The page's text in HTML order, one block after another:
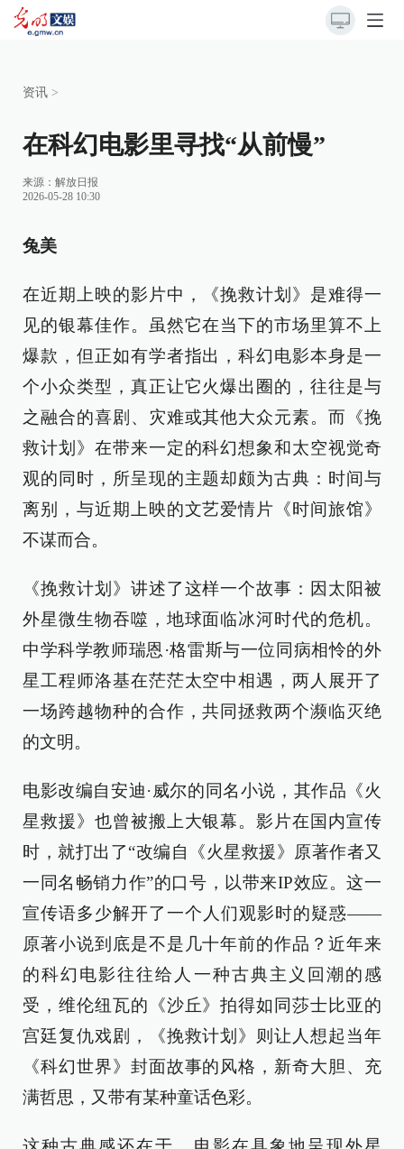
资讯 >
在科幻电影里寻找“从前慢”
来源： 解放日报
2026-05-28 10:30
兔美
在近期上映的影片中，《挽救计划》是难得一
见的银幕佳作。虽然它在当下的市场里算不上
爆款，但正如有学者指出，科幻电影本身是一
个小众类型，真正让它火爆出圈的，往往是与
之融合的喜剧、灾难或其他大众元素。而《挽
救计划》在带来一定的科幻想象和太空视觉奇
观的同时，所呈现的主题却颇为古典：时间与
离别，与近期上映的文艺爱情片《时间旅馆》
不谋而合。
《挽救计划》讲述了这样一个故事：因太阳被
外星微生物吞噬，地球面临冰河时代的危机。
中学科学教师瑞恩·格雷斯与一位同病相怜的外
星工程师洛基在茫茫太空中相遇，两人展开了
一场跨越物种的合作，共同拯救两个濒临灭绝
的文明。
电影改编自安迪·威尔的同名小说，其作品《火
星救援》也曾被搬上大银幕。影片在国内宣传
时，就打出了“改编自《火星救援》原著作者又
一同名畅销力作”的口号，以带来IP效应。这一
宣传语多少解开了一个人们观影时的疑惑——
原著小说到底是不是几十年前的作品？近年来
的科幻电影往往给人一种古典主义回潮的感
受，维伦纽瓦的《沙丘》拍得如同莎士比亚的
宫廷复仇戏剧，《挽救计划》则让人想起当年
《科幻世界》封面故事的风格，新奇大胆、充
满哲思，又带有某种童话色彩。